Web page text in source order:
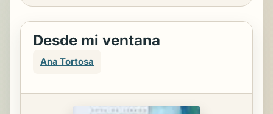
Desde mi ventana
Ana Tortosa